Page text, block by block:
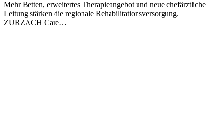
Mehr Betten, erweitertes Therapieangebot und neue chefärztliche
Leitung stärken die regionale Rehabilitationsversorgung.
ZURZACH Care…